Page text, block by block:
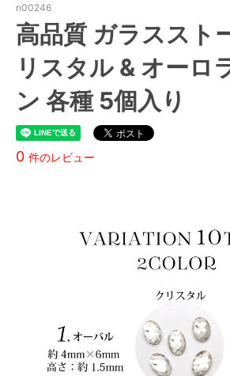
クリスタル
クリスタル
n00246
高品質 ガラススト
リスタル & オーロ
ン 各種 5個入り
0 件のレビュー